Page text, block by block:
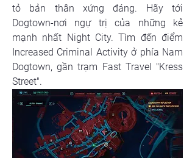
tỏ bản thân xứng đáng. Hãy tới
Dogtown-nơi ngự trị của những kẻ
mạnh nhất Night City. Tìm đến điểm
Increased Criminal Activity ở phía Nam
Dogtown, gần trạm Fast Travel "Kress
Street".